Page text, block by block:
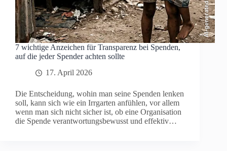
AI-generated
7 wichtige Anzeichen für Transparenz bei Spenden,
auf die jeder Spender achten sollte
17. April 2026
Die Entscheidung, wohin man seine Spenden lenken
soll, kann sich wie ein Irrgarten anfühlen, vor allem
wenn man sich nicht sicher ist, ob eine Organisation
die Spende verantwortungsbewusst und effektiv…